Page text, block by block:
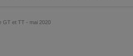
GT et TT - mai 2020